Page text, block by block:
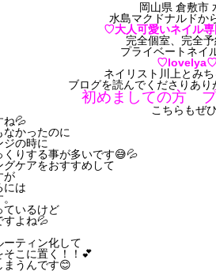
岡山県 倉敷市
水島マクドナルドか
♡大人可愛いネイル
完全個室、完全
プライベートネイ
♡lovelya♡
ネイリスト川上とみ
ブログを読んでくださりあり
初めましての方
こちらもぜ
ね💦
なかったのに
ジの時に
りする事が多いです😅💦
ケアをおすすめして
が
には
ているけど
すよね💦
ティン化して
こに置く！！💕
まうんです😊